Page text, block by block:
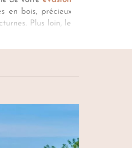
en bois, précieux
Plus loin, le
loin du